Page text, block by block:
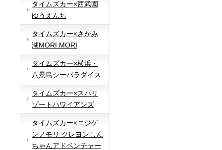
タイムズカー×西武園
ゆうえんち
タイムズカー×さがみ
湖MORI MORI
タイムズカー×横浜・
八景島シーパラダイス
タイムズカー×スパリ
ゾートハワイアンズ
タイムズカー×ニジゲ
ンノモリ クレヨンしん
ちゃんアドベンチャー